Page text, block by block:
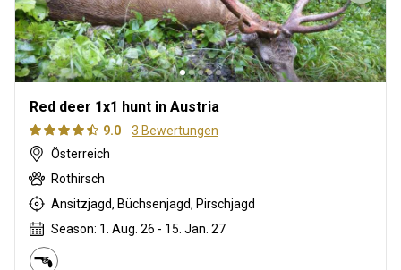
Red deer 1x1 hunt in Austria
9.0
3 Bewertungen
Österreich
Rothirsch
Ansitzjagd, Büchsenjagd, Pirschjagd
Season: 1. Aug. 26 - 15. Jan. 27